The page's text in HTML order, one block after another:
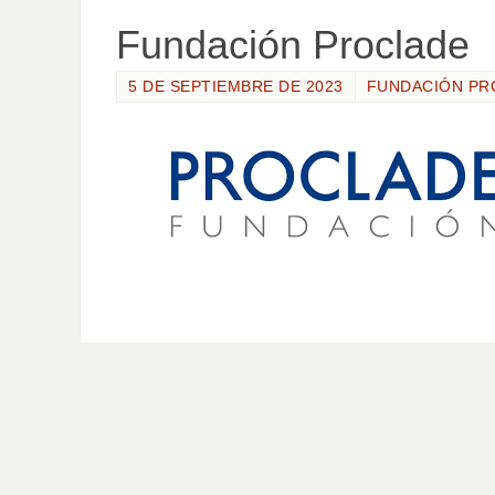
Fundación Proclade
5 DE SEPTIEMBRE DE 2023 FUNDACIÓN